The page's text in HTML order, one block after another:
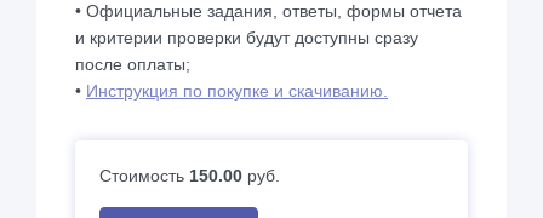
• Официальные задания, ответы, формы отчета
и критерии проверки будут доступны сразу
после оплаты;
• Инструкция по покупке и скачиванию.
Стоимость 150.00 руб.